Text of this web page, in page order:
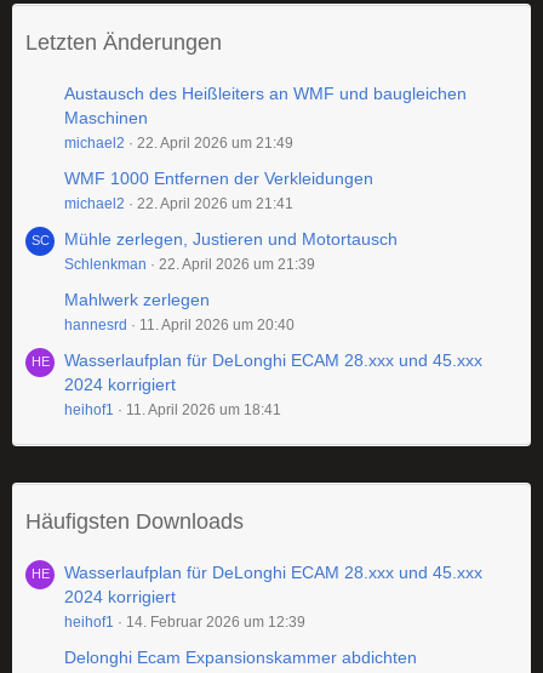
Letzten Änderungen
Austausch des Heißleiters an WMF und baugleichen
Maschinen
michael2 22. April 2026 um 21:49
WMF 1000 Entfernen der Verkleidungen
michael2 22. April 2026 um 21:41
Mühle zerlegen, Justieren und Motortausch
Schlenkman 22. April 2026 um 21:39
Mahlwerk zerlegen
hannesrd 11. April 2026 um 20:40
Wasserlaufplan für DeLonghi ECAM 28.xxx und 45.xxx
2024 korrigiert
heihof1 11. April 2026 um 18:41
Häufigsten Downloads
Wasserlaufplan für DeLonghi ECAM 28.xxx und 45.xxx
2024 korrigiert
heihof1 14. Februar 2026 um 12:39
Delonghi Ecam Expansionskammer abdichten